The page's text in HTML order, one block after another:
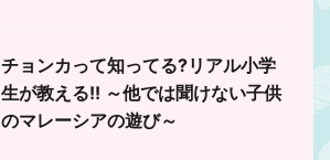
チョンカって知ってる?リアル小学
生が教える!! ～他では聞けない子供
のマレーシアの遊び～